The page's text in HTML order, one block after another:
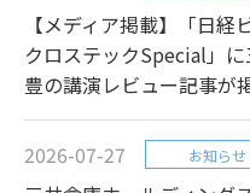
【メディア掲載】「日
クロステックSpecial」
豊の講演レビュー記事が
2026-07-27 お知らせ